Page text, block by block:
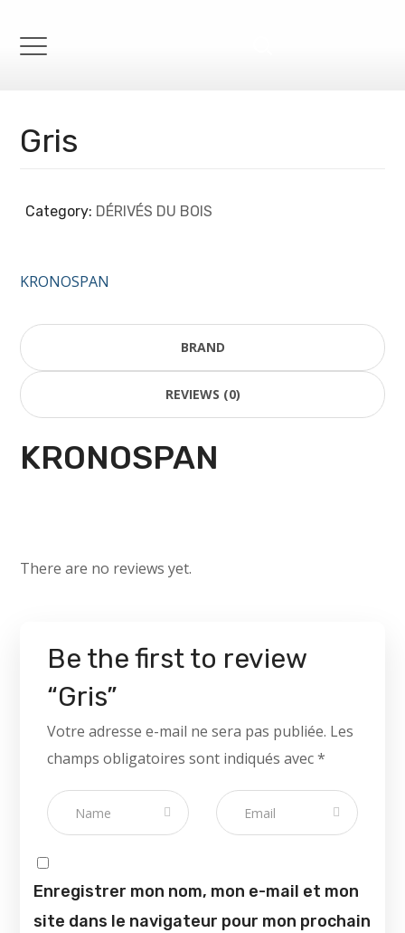
Digi-
فالوور
ایرانی
خرید
خرید
فالوور
اینستاگرام
کیفیت
سابسکرایبر
اینستاگرام
اینستاگرام
Gris
Category: DÉRIVÉS DU BOIS
KRONOSPAN
BRAND
REVIEWS (0)
KRONOSPAN
There are no reviews yet.
Be the first to review
“Gris”
Votre adresse e-mail ne sera pas publiée. Les
champs obligatoires sont indiqués avec*
Enregistrer mon nom, mon e-mail et mon
site dans le navigateur pour mon prochain